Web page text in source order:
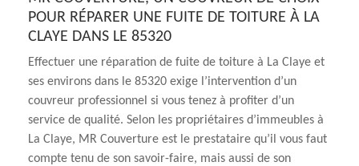
POUR RÉPARER UNE FUITE DE TOITURE À LA
CLAYE DANS LE 85320
Effectuer une réparation de fuite de toiture à La Claye et
ses environs dans le 85320 exige l’intervention d’un
couvreur professionnel si vous tenez à profiter d’un
service de qualité. Selon les propriétaires d’immeubles à
La Claye, MR Couverture est le prestataire qu’il vous faut
compte tenu de son savoir-faire, mais aussi de son